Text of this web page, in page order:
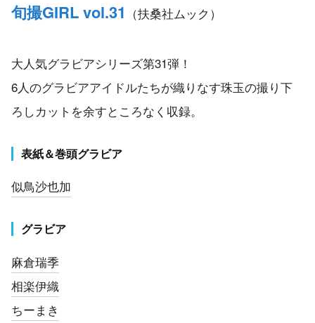
旬撮GIRL vol.31 （扶桑社ムック）
大人気グラビアシリーズ第31弾！
6人のグラビアアイドルたちが織りなす珠玉の撮り下
ろしカットを余すところなく収録。
表紙＆巻頭グラビア
似鳥沙也加
グラビア
麻倉瑞季
相楽伊織
ちーまき